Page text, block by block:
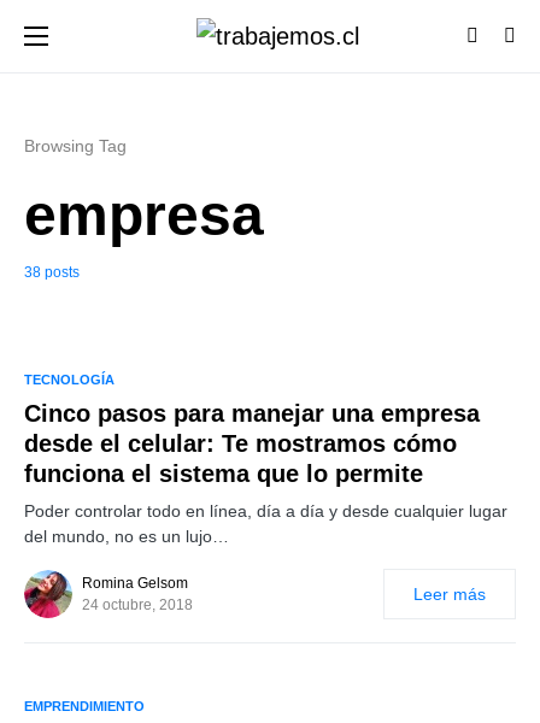
Browsing Tag
empresa
38 posts
TECNOLOGÍA
Cinco pasos para manejar una empresa
desde el celular: Te mostramos cómo
funciona el sistema que lo permite
Poder controlar todo en línea, día a día y desde cualquier lugar
del mundo, no es un lujo…
Romina Gelsom
24 octubre, 2018
Leer más
EMPRENDIMIENTO